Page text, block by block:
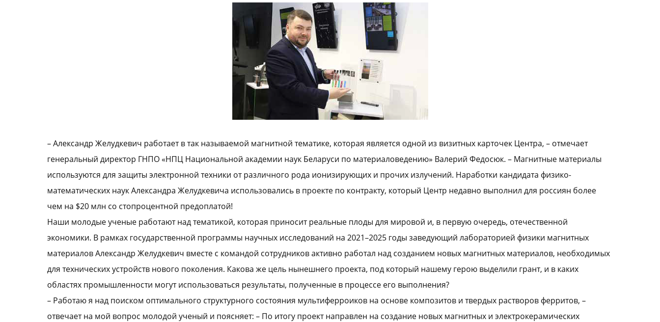
– Александр Желудкевич работает в так называемой магнитной тематике, которая является одной из визитных карточек Центра, – отмечает
генеральный директор ГНПО «НПЦ Национальной академии наук Беларуси по материаловедению» Валерий Федосюк. – Магнитные материалы
используются для защиты электронной техники от различного рода ионизирующих и прочих излучений. Наработки кандидата физико-
математических наук Александра Желудкевича использовались в проекте по контракту, который Центр недавно выполнил для россиян более
чем на $20 млн со стопроцентной предоплатой!
Наши молодые ученые работают над тематикой, которая приносит реальные плоды для мировой и, в первую очередь, отечественной
экономики. В рамках государственной программы научных исследований на 2021–2025 годы заведующий лабораторией физики магнитных
материалов Александр Желудкевич вместе с командой сотрудников активно работал над созданием новых магнитных материалов, необходимых
для технических устройств нового поколения. Какова же цель нынешнего проекта, под который нашему герою выделили грант, и в каких
областях промышленности могут использоваться результаты, полученные в процессе его выполнения?
– Работаю я над поиском оптимального структурного состояния мультиферроиков на основе композитов и твердых растворов ферритов, –
отвечает на мой вопрос молодой ученый и поясняет: – По итогу проект направлен на создание новых магнитных и электрокерамических